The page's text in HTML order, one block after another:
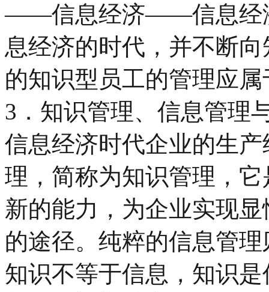
——信息经济——信息经
息经济的时代，并不断
的知识型员工的管理应
3．知识管理、信息管理
信息经济时代企业的生
理，简称为知识管理，
新的能力，为企业实现
的途径。纯粹的信息管
知识不等于信息，知识